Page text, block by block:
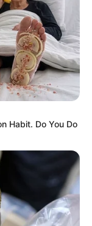
Habit. Do You Do